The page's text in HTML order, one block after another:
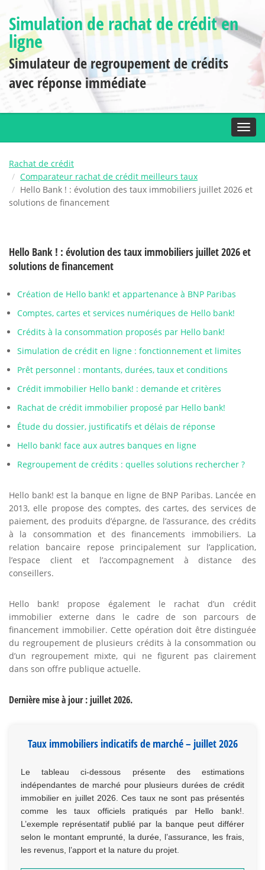
Simulation de rachat de crédit en
ligne
Simulateur de regroupement de crédits
avec réponse immédiate
Rachat de crédit
Comparateur rachat de crédit meilleurs taux
Hello Bank ! : évolution des taux immobiliers juillet 2026 et
solutions de financement
Hello Bank ! : évolution des taux immobiliers juillet 2026 et
solutions de financement
Création de Hello bank! et appartenance à BNP Paribas
Comptes, cartes et services numériques de Hello bank!
Crédits à la consommation proposés par Hello bank!
Simulation de crédit en ligne : fonctionnement et limites
Prêt personnel : montants, durées, taux et conditions
Crédit immobilier Hello bank! : demande et critères
Rachat de crédit immobilier proposé par Hello bank!
Étude du dossier, justificatifs et délais de réponse
Hello bank! face aux autres banques en ligne
Regroupement de crédits : quelles solutions rechercher ?
Hello bank! est la banque en ligne de BNP Paribas. Lancée en
2013, elle propose des comptes, des cartes, des services de
paiement, des produits d’épargne, de l’assurance, des crédits
à la consommation et des financements immobiliers. La
relation bancaire repose principalement sur l’application,
l’espace client et l’accompagnement à distance des
conseillers.
Hello bank! propose également le rachat d’un crédit
immobilier externe dans le cadre de son parcours de
financement immobilier. Cette opération doit être distinguée
du regroupement de plusieurs crédits à la consommation ou
d’un regroupement mixte, qui ne figurent pas clairement
dans son offre publique actuelle.
Dernière mise à jour : juillet 2026.
Taux immobiliers indicatifs de marché – juillet 2026
Le tableau ci-dessous présente des estimations
indépendantes de marché pour plusieurs durées de crédit
immobilier en juillet 2026. Ces taux ne sont pas présentés
comme les taux officiels pratiqués par Hello bank!.
L’exemple représentatif publié par la banque peut différer
selon le montant emprunté, la durée, l’assurance, les frais,
les revenus, l’apport et la nature du projet.